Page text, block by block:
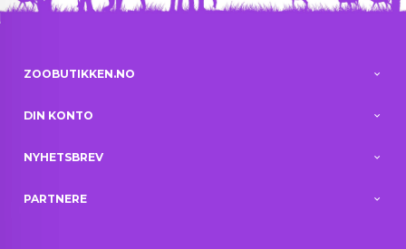
ZOOBUTIKKEN.NO
DIN KONTO
NYHETSBREV
PARTNERE